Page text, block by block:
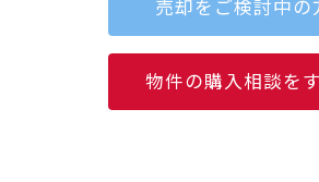
売却をご検討中
物件の購入相談